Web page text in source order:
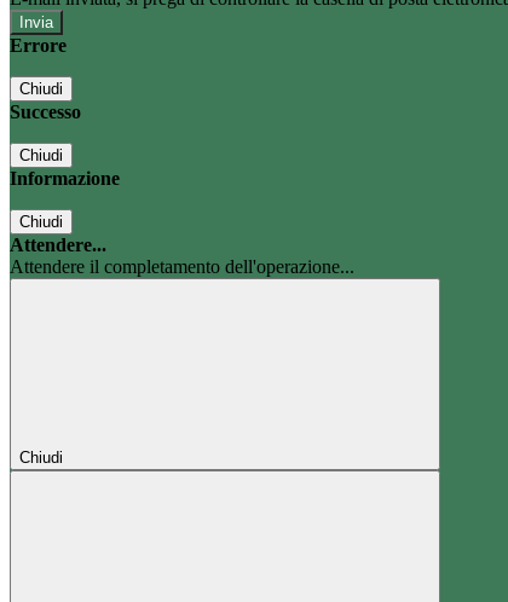
Errore
Chiudi
Successo
Chiudi
Informazione
Chiudi
Attendere...
Attendere il completamento dell'operazione...
Chiudi